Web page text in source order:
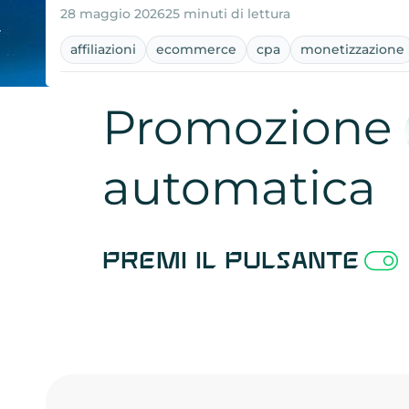
28 maggio 202625 minuti di lettura
affiliazioni ecommerce cpa monetizzazione
Promozione
automatica
Premi il pulsante